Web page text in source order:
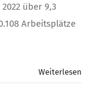
über 9,3
Arbeitsplätze
Weiterlesen